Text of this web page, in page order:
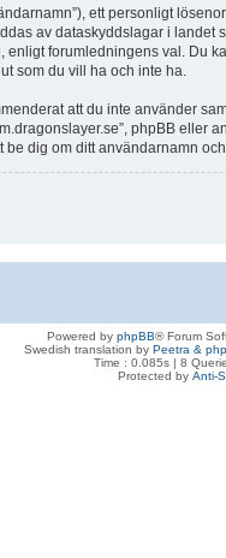
ett personligt
av dataskyddslagar i
forumledningens val.
som du vill ha och inte ha.
att du inte använder
phpBB
dig om ditt användarnamn
Powered by phpBB® Forum
Swedish translation by Peetra &
Time : 0.085s | 8
Protected by Anti-